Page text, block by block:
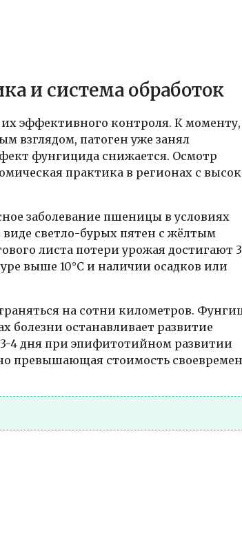
и система обработок
эффективного контроля. К моменту,
взглядом, патоген уже занял
фунгицида снижается. Осмотр
практика в регионах с
заболевание пшеницы в условиях
светло-бурых пятен с жёлтым
листа потери урожая достигают
выше 10°C и наличии осадков или
на сотни километров.
болезни останавливает развитие
3-4 дня при эпифитотийном развитии
превышающая стоимость